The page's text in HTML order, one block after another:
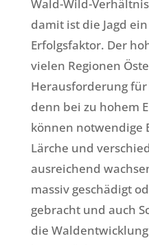
Wald-Wild-
damit ist die Jagd
Erfolgsfaktor. Der
vielen Regionen
Herausforderung
denn bei zu hohem
können notwendige
Lärche und
ausreichend
massiv geschädigt
gebracht und auch
die Waldentwicklung